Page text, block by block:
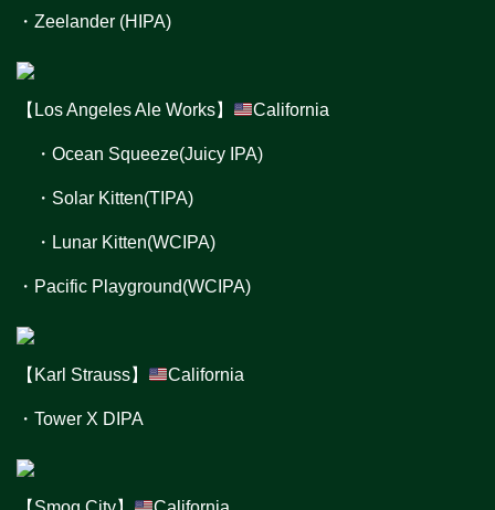
・Zeelander (HIPA)
【Los Angeles Ale Works】 California
・Ocean Squeeze(Juicy IPA)
・Solar Kitten(TIPA)
・Lunar Kitten(WCIPA)
・Pacific Playground(WCIPA)
【Karl Strauss】 California
・Tower X DIPA